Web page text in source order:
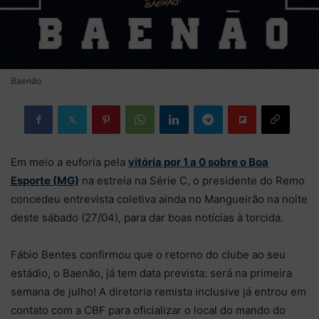
Baenão
Em meio a euforia pela vitória por 1 a 0 sobre o Boa
Esporte (MG) na estreia na Série C, o presidente do Remo
concedeu entrevista coletiva ainda no Mangueirão na noite
deste sábado (27/04), para dar boas notícias à torcida.
Fábio Bentes confirmou que o retorno do clube ao seu
estádio, o Baenão, já tem data prevista: será na primeira
semana de julho! A diretoria remista inclusive já entrou em
contato com a CBF para oficializar o local do mando do